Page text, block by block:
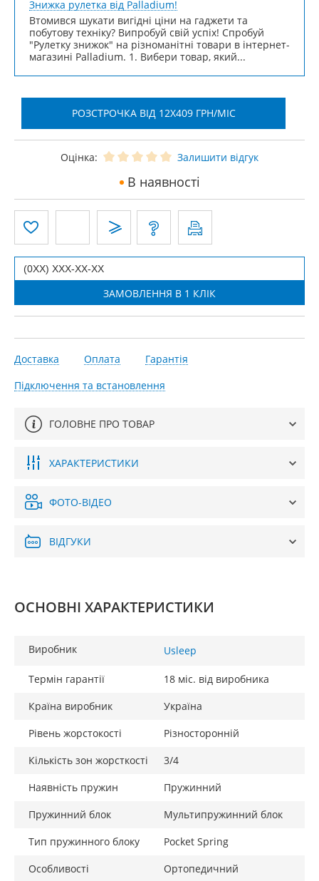
Знижка рулетка від Palladium!
Втомився шукати вигідні ціни на гаджети та
побутову техніку? Випробуй свій успіх! Спробуй
"Рулетку знижок" на різноманітні товари в інтернет-
магазині Palladium. 1. Вибери товар, який...
РОЗСТРОЧКА ВІД 12X409 ГРН/МІС
Оцінка: Залишити відгук
В наявності
Доставка Оплата
Гарантія
Підключення та встановлення
ГОЛОВНЕ ПРО ТОВАР
ХАРАКТЕРИСТИКИ
ФОТО-ВІДЕО
ВІДГУКИ
ОСНОВНІ ХАРАКТЕРИСТИКИ
Виробник Usleep
Термін гарантії
18 міс. від виробника
Країна виробник
Україна
Рівень жорстокості
Різносторонній
Кількість зон жорсткості
3/4
Наявність пружин
Пружинний
Пружинний блок
Мультипружинний блок
Тип пружинного блоку
Pocket Spring
Особливості
Ортопедичний